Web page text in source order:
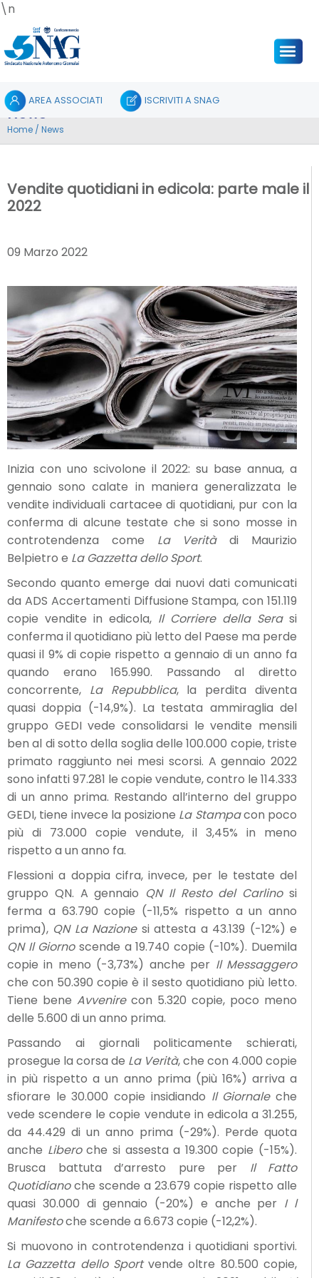
\n
AREA ASSOCIATI ISCRIVITI A SNAG
News
Home / News
Vendite quotidiani in edicola: parte male il
2022
09 Marzo 2022
Inizia con uno scivolone il 2022: su base annua, a
gennaio sono calate in maniera generalizzata le
vendite individuali cartacee di quotidiani, pur con la
conferma di alcune testate che si sono mosse in
controtendenza come La Veritàdi Maurizio
Belpietro e La Gazzetta dello Sport.
Secondo quanto emerge dai nuovi dati comunicati
da ADS Accertamenti Diffusione Stampa, con 151.119
copie vendite in edicola, Il Corriere della Serasi
conferma il quotidiano più letto del Paese ma perde
quasi il 9% di copie rispetto a gennaio di un anno fa
quando erano 165.990. Passando al diretto
concorrente, La Repubblica, la perdita diventa
quasi doppia (-14,9%). La testata ammiraglia del
gruppo GEDI vede consolidarsi le vendite mensili
ben al di sotto della soglia delle 100.000 copie, triste
primato raggiunto nei mesi scorsi. A gennaio 2022
sono infatti 97.281 le copie vendute, contro le 114.333
di un anno prima. Restando all’interno del gruppo
GEDI, tiene invece la posizione La Stampacon poco
più di 73.000 copie vendute, il 3,45% in meno
rispetto a un anno fa.
Flessioni a doppia cifra, invece, per le testate del
gruppo QN. A gennaio QN Il Resto del Carlinosi
ferma a 63.790 copie (-11,5% rispetto a un anno
prima), QN La Nazionesi attesta a 43.139 (-12%) e
QN Il Giornoscende a 19.740 copie (-10%). Duemila
copie in meno (-3,73%) anche per Il Messaggero
che con 50.390 copie è il sesto quotidiano più letto.
Tiene bene Avvenirecon 5.320 copie, poco meno
delle 5.600 di un anno prima.
Passando ai giornali politicamente schierati,
prosegue la corsa de La Verità, che con 4.000 copie
in più rispetto a un anno prima (più 16%) arriva a
sfiorare le 30.000 copie insidiando Il Giornaleche
vede scendere le copie vendute in edicola a 31.255,
da 44.429 di un anno prima (-29%). Perde quota
anche Liberoche si assesta a 19.300 copie (-15%).
Brusca battuta d’arresto pure per Il Fatto
Quotidianoche scende a 23.679 copie rispetto alle
quasi 30.000 di gennaio (-20%) e anche per I l
Manifestoche scende a 6.673 copie (-12,2%).
Si muovono in controtendenza i quotidiani sportivi.
La Gazzetta dello Sportvende oltre 80.500 copie,